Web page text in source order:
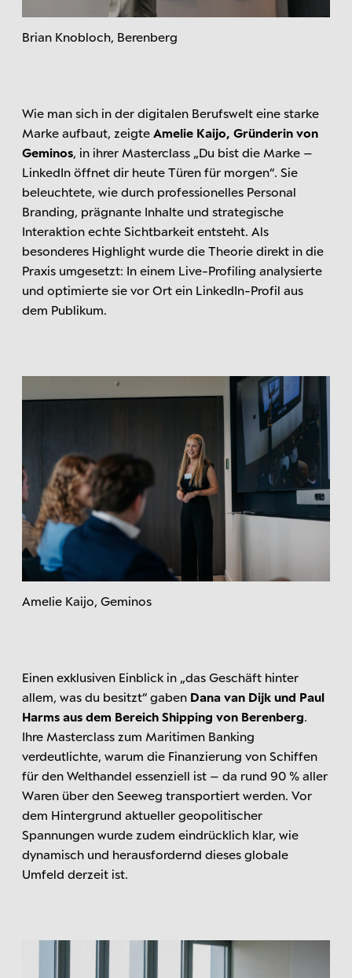
Brian Knobloch, Berenberg
Wie man sich in der digitalen Berufswelt eine starke
Marke aufbaut, zeigte Amelie Kaijo, Gründerin von
Geminos , in ihrer Masterclass „Du bist die Marke –
LinkedIn öffnet dir heute Türen für morgen“. Sie
beleuchtete, wie durch professionelles Personal
Branding, prägnante Inhalte und strategische
Interaktion echte Sichtbarkeit entsteht. Als
besonderes Highlight wurde die Theorie direkt in die
Praxis umgesetzt: In einem Live-Profiling analysierte
und optimierte sie vor Ort ein LinkedIn-Profil aus
dem Publikum.
Amelie Kaijo, Geminos
Einen exklusiven Einblick in „das Geschäft hinter
allem, was du besitzt“ gaben Dana van Dijk und Paul
Harms aus dem Bereich Shipping von Berenberg.
Ihre Masterclass zum Maritimen Banking
verdeutlichte, warum die Finanzierung von Schiffen
für den Welthandel essenziell ist – da rund 90 % aller
Waren über den Seeweg transportiert werden. Vor
dem Hintergrund aktueller geopolitischer
Spannungen wurde zudem eindrücklich klar, wie
dynamisch und herausfordernd dieses globale
Umfeld derzeit ist.